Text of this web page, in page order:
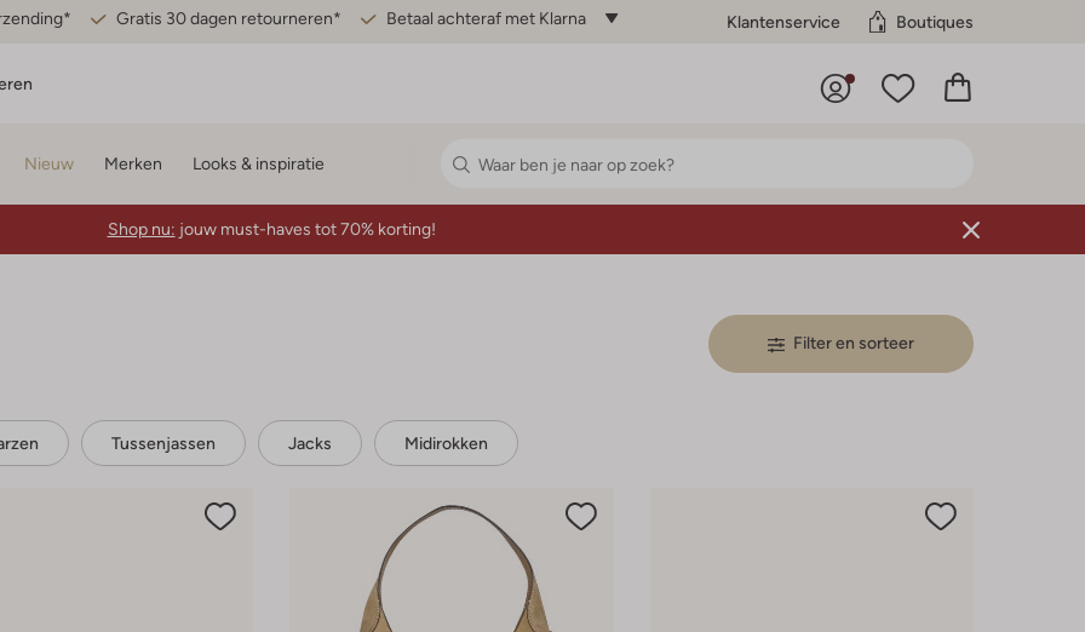
Gratis 30 dagen retourneren* Betaal achteraf met Klarna Klantenservice Boutiques
Nieuw Merken Looks & inspiratie
Shop nu: jouw must-haves tot 70% korting!
Filter en sorteer
Tussenjassen Jacks Midirokken